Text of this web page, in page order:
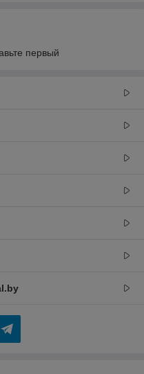
первый